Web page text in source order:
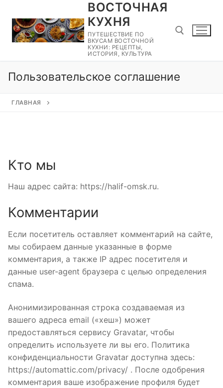
содержимому
ВОСТОЧНАЯ
КУХНЯ
ПУТЕШЕСТВИЕ ПО
ВКУСАМ ВОСТОЧНОЙ
КУХНИ: РЕЦЕПТЫ,
ИСТОРИЯ, КУЛЬТУРА
Найти:
Пользовательское соглашение
ГЛАВНАЯ
Кто мы
Наш адрес сайта: https://halif-omsk.ru.
Комментарии
Если посетитель оставляет комментарий на сайте,
мы собираем данные указанные в форме
комментария, а также IP адрес посетителя и
данные user-agent браузера с целью определения
спама.
Анонимизированная строка создаваемая из
вашего адреса email («хеш») может
предоставляться сервису Gravatar, чтобы
определить используете ли вы его. Политика
конфиденциальности Gravatar доступна здесь:
https://automattic.com/privacy/ . После одобрения
комментария ваше изображение профиля будет